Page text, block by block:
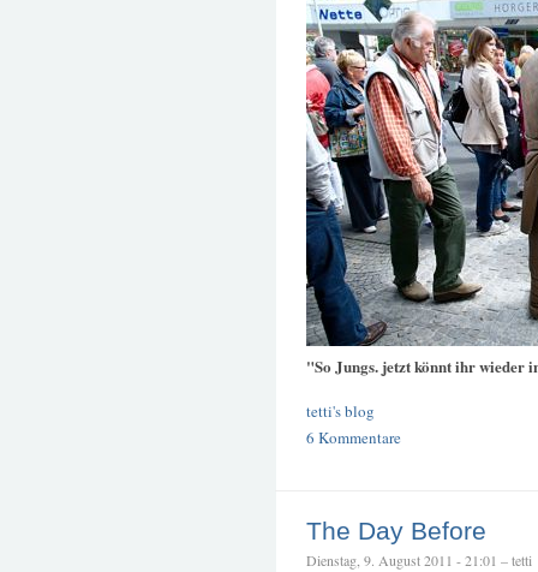
"So Jungs. jetzt könnt ihr wieder
tetti's blog
6 Kommentare
The Day Before
Dienstag, 9. August 2011 - 21:01 – tetti